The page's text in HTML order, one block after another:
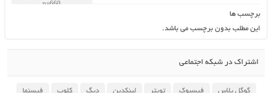
برچسب ها
این مطلب بدون برچسب می باشد.
اشتراک در شبکه اجتماعی
گوگل پلاس فیسبوک تویتر لینکدین دیگ کلوب فیسنما